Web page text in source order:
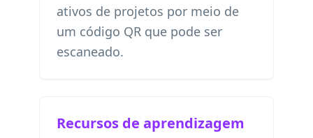
ativos de projetos por meio de
um código QR que pode ser
escaneado.
Recursos de aprendizagem